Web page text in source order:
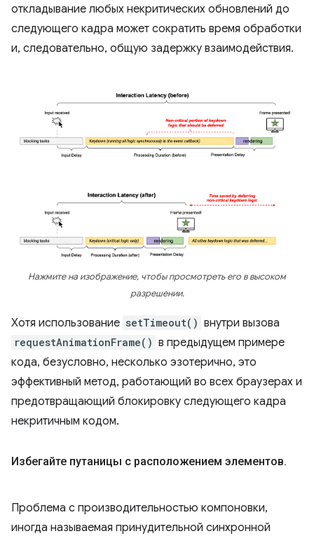
откладывание любых некритических обновлений до
следующего кадра может сократить время обработки
и, следовательно, общую задержку взаимодействия.
Нажмите на изображение, чтобы просмотреть его в высоком
разрешении.
Хотя использование setTimeout() внутри вызова
requestAnimationFrame() в предыдущем примере
кода, безусловно, несколько эзотерично, это
эффективный метод, работающий во всех браузерах и
предотвращающий блокировку следующего кадра
некритичным кодом.
Избегайте путаницы с расположением элементов.
Проблема с производительностью компоновки,
иногда называемая принудительной синхронной